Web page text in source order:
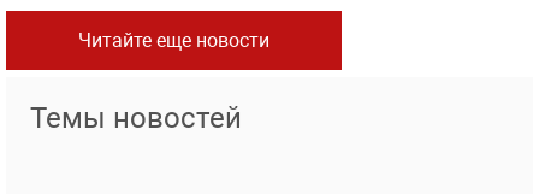
Читайте еще новости
Темы новостей